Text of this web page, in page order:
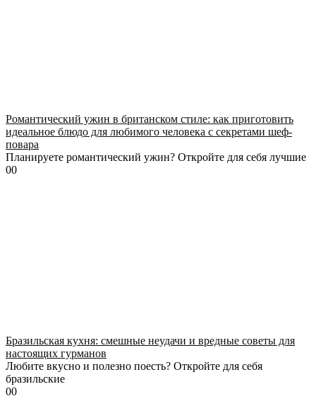
Романтический ужин в британском стиле: как приготовить
идеальное блюдо для любимого человека с секретами шеф-
повара
Планируете романтический ужин? Откройте для себя лучшие
00
Бразильская кухня: смешные неудачи и вредные советы для
настоящих гурманов
Любите вкусно и полезно поесть? Откройте для себя
бразильские
00